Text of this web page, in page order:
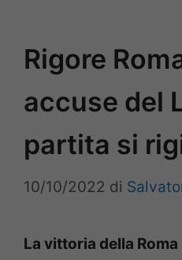
Rigore
accuse del
partita si
10/10/2022 di
La vittoria della